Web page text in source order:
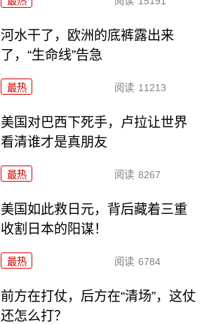
河水干了，欧洲的底裤露出来
了，“生命线”告急
最热 阅读 11213
美国对巴西下死手，卢拉让世界
看清谁才是真朋友
最热 阅读 8267
美国如此救日元，背后藏着三重
收割日本的阳谋！
最热 阅读 6784
前方在打仗，后方在“清场”，这仗
还怎么打？